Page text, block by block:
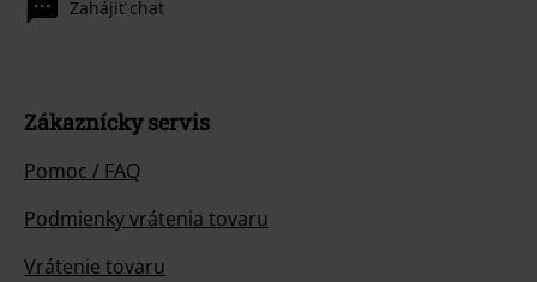
Zahájiť chat
Zákaznícky servis
Pomoc / FAQ
Podmienky vrátenia tovaru
Vrátenie tovaru